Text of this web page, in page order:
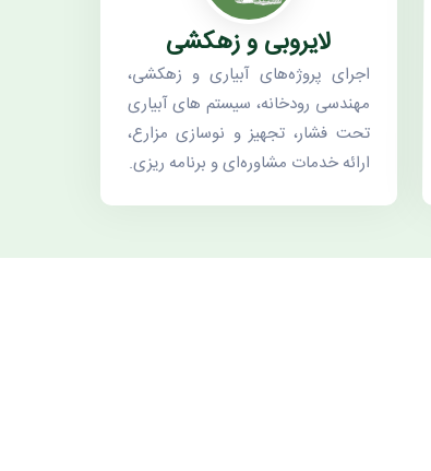
لایروبی و زهکشی
اجرای پروژه‌های آبیاری و زهکشی،
مهندسی رودخانه، سیستم های آبیاری
تحت فشار، تجهیز و نوسازی مزارع،
ارائه خدمات مشاوره‌ای و ‌برنامه ریزی.